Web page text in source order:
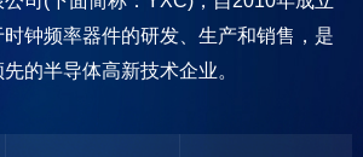
钟频率器件的研发、生产和销售，是
的半导体高新技术企业。